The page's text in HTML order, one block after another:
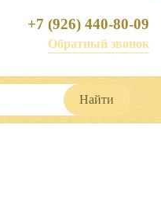
+7 (926) 440-80-09
Обратный звонок